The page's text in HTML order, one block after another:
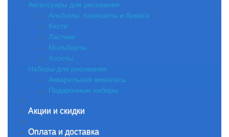
Аксессуары для рисования
Альбомы, планшеты и бумага
Кисти
Ластики
Мольберты
Холсты
Наборы для рисования
Акварельная живопись
Подарочные наборы
Акции и скидки
Оплата и доставка